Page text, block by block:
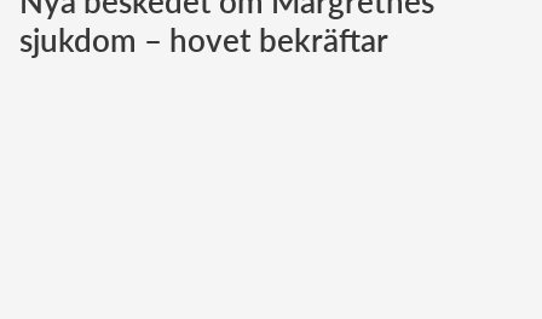
Norska kungahuset
sjukdom – hovet bekräftar